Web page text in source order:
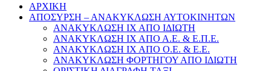
ΑΡΧΙΚΗ
ΑΠΟΣΥΡΣΗ – ΑΝΑΚΥΚΛΩΣΗ ΑΥΤΟΚΙΝΗΤΩΝ
ΑΝΑΚΥΚΛΩΣΗ ΙΧ ΑΠΟ ΙΔΙΩΤΗ
ΑΝΑΚΥΚΛΩΣΗ ΙΧ ΑΠΟ Α.Ε. & Ε.Π.Ε.
ΑΝΑΚΥΚΛΩΣΗ ΙΧ ΑΠΟ Ο.Ε. & Ε.Ε.
ΑΝΑΚΥΚΛΩΣΗ ΦΟΡΤΗΓΟΥ ΑΠΟ ΙΔΙΩΤΗ